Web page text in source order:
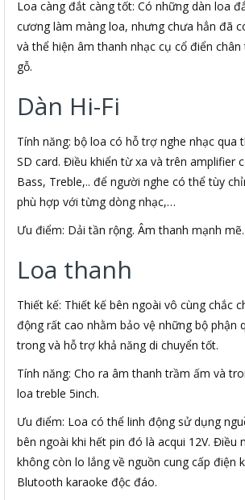
Loa càng đắt càng tốt: Có những dàn loa
cương làm màng loa, nhưng chưa hẳn đã
và thể hiện âm thanh nhạc cụ cổ điển
gỗ.
Dàn Hi-Fi
Tính năng: bộ loa có hỗ trợ nghe nhạc qua
SD card. Điều khiển từ xa và trên amplifier
Bass, Treble,.. để người nghe có thể tùy
phù hợp với từng dòng nhạc,…
Ưu điểm: Dải tần rộng. Âm thanh mạnh mẽ.
Loa thanh
Thiết kế: Thiết kế bên ngoài vô cùng chắc
động rất cao nhằm bảo vệ những bộ phận
trong và hỗ trợ khả năng di chuyển tốt.
Tính năng: Cho ra âm thanh trầm ấm và
loa treble 5inch.
Ưu điểm: Loa có thể linh động sử dụng
bên ngoài khi hết pin đó là acqui 12V. Điều
không còn lo lắng về nguồn cung cấp điện
Blutooth karaoke độc đáo.